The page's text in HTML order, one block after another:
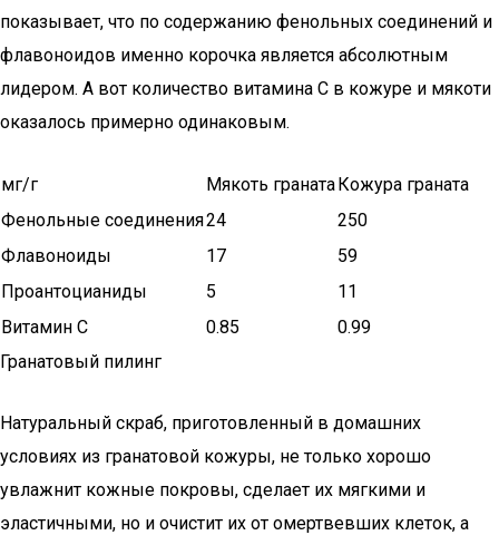
показывает, что по содержанию фенольных соединений и
флавоноидов именно корочка является абсолютным
лидером. А вот количество витамина С в кожуре и мякоти
оказалось примерно одинаковым.
мг/г Мякоть гранатаКожура граната
Фенольные соединения24
250
Флавоноиды
17
59
Проантоцианиды
5
11
Витамин C
0.85
0.99
Гранатовый пилинг
Натуральный скраб, приготовленный в домашних
условиях из гранатовой кожуры, не только хорошо
увлажнит кожные покровы, сделает их мягкими и
эластичными, но и очистит их от омертвевших клеток, а